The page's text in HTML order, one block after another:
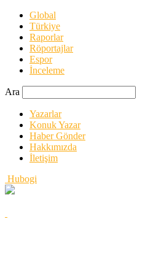
Global
Türkiye
Raporlar
Röportajlar
Espor
İnceleme
Ara
Yazarlar
Konuk Yazar
Haber Gönder
Hakkımızda
İletişim
Hubogi